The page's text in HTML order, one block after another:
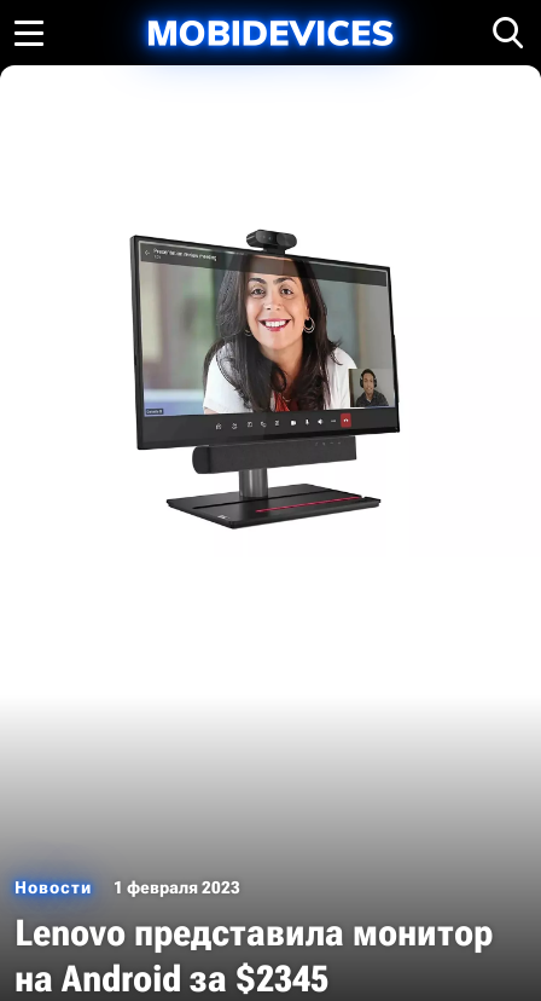
Новости 1 февраля 2023
Lenovo представила монитор
на Android за $2345